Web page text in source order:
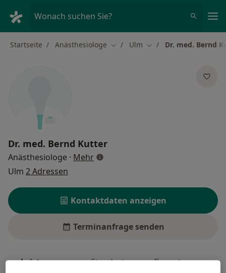
Wonach suchen Sie?
Startseite Anästhesiologe Stadt ändern
Ulm Stadt ändern
Dr. med. Bernd
Dr. med. Bernd Kutter
Anästhesiologe · Mehrüber Spezialisierungen
Ulm 2 Adressen
Kontaktdaten anzeigen
Terminanfrage senden
Leistungen Standorte Bewertungen